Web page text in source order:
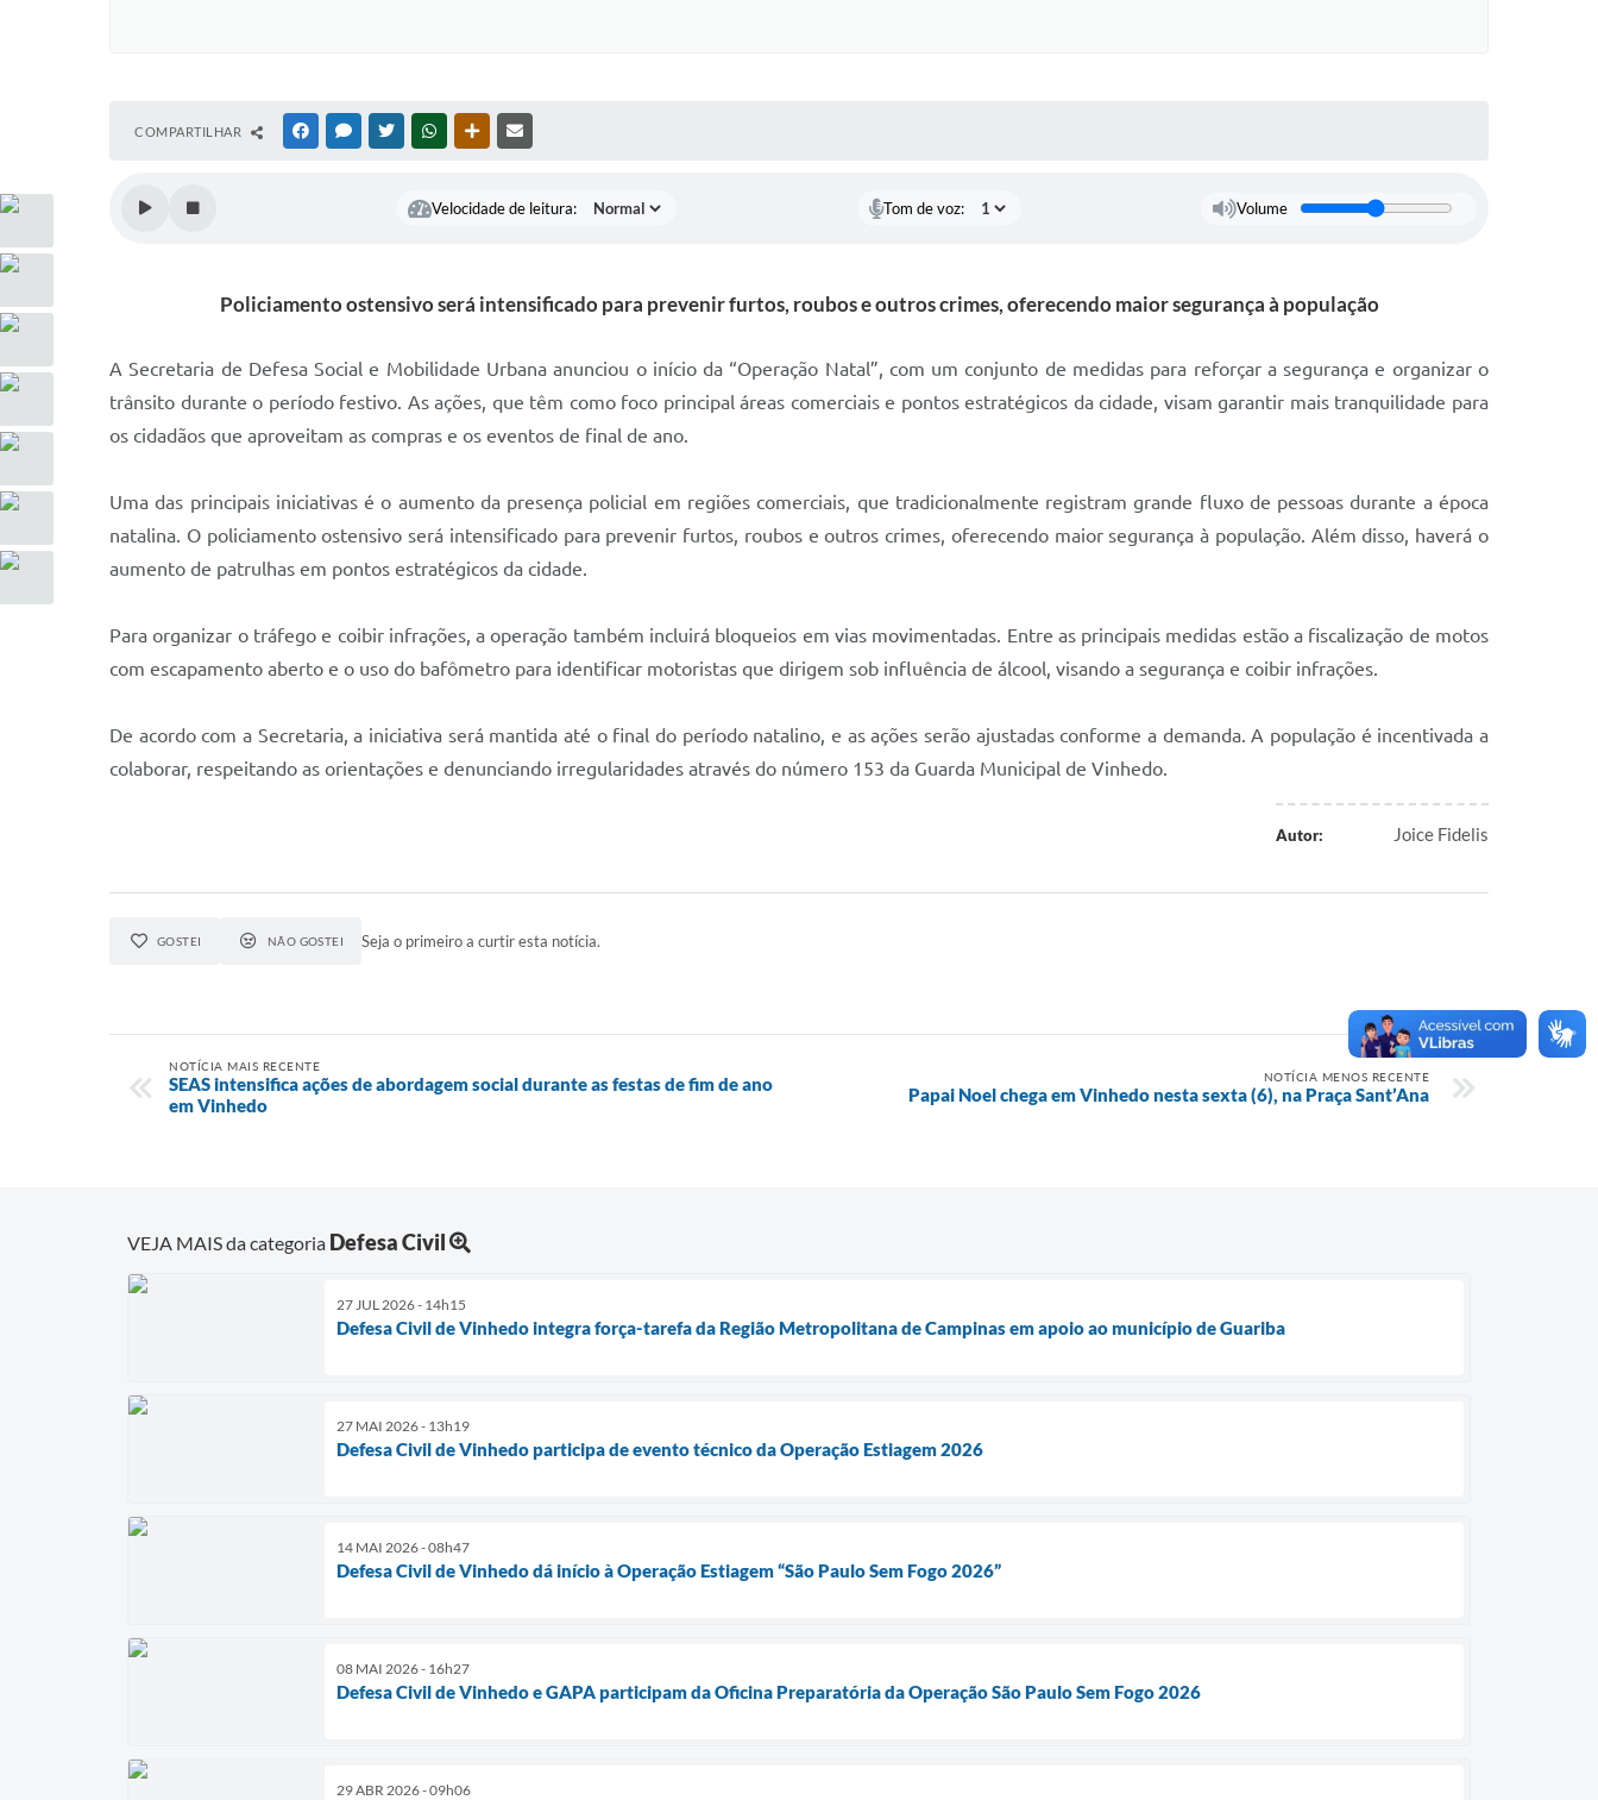
COMPARTILHAR FACEBOOKMESSENGER
TWITTERWHATSAPPOUTRAS MÍDIAS
Velocidade de leitura: Tom de voz: Volume
Policiamento ostensivo será intensificado para prevenir furtos, roubos e outros crimes, oferecendo maior segurança à população
A Secretaria de Defesa Social e Mobilidade Urbana anunciou o início da “Operação Natal”, com um conjunto de medidas para reforçar a segurança e organizar o
trânsito durante o período festivo. As ações, que têm como foco principal áreas comerciais e pontos estratégicos da cidade, visam garantir mais tranquilidade para
os cidadãos que aproveitam as compras e os eventos de final de ano.
Uma das principais iniciativas é o aumento da presença policial em regiões comerciais, que tradicionalmente registram grande fluxo de pessoas durante a época
natalina. O policiamento ostensivo será intensificado para prevenir furtos, roubos e outros crimes, oferecendo maior segurança à população. Além disso, haverá o
aumento de patrulhas em pontos estratégicos da cidade.
Para organizar o tráfego e coibir infrações, a operação também incluirá bloqueios em vias movimentadas. Entre as principais medidas estão a fiscalização de motos
com escapamento aberto e o uso do bafômetro para identificar motoristas que dirigem sob influência de álcool, visando a segurança e coibir infrações.
De acordo com a Secretaria, a iniciativa será mantida até o final do período natalino, e as ações serão ajustadas conforme a demanda. A população é incentivada a
colaborar, respeitando as orientações e denunciando irregularidades através do número 153 da Guarda Municipal de Vinhedo.
Autor: Joice Fidelis
GOSTEI NÃO GOSTEI Seja o primeiro a curtir esta notícia.
NOTÍCIA MAIS RECENTE
SEAS intensifica ações de abordagem social durante as festas de fim de ano
em Vinhedo
NOTÍCIA MENOS RECENTE
Papai Noel chega em Vinhedo nesta sexta (6), na Praça Sant’Ana
VEJA MAIS da categoria Defesa Civil
27 JUL 2026 - 14h15
Defesa Civil de Vinhedo integra força-tarefa da Região Metropolitana de Campinas em apoio ao município de Guariba
27 MAI 2026 - 13h19
Defesa Civil de Vinhedo participa de evento técnico da Operação Estiagem 2026
14 MAI 2026 - 08h47
Defesa Civil de Vinhedo dá início à Operação Estiagem “São Paulo Sem Fogo 2026”
08 MAI 2026 - 16h27
Defesa Civil de Vinhedo e GAPA participam da Oficina Preparatória da Operação São Paulo Sem Fogo 2026
29 ABR 2026 - 09h06